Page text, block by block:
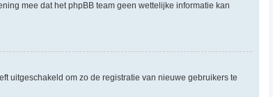
mee dat het phpBB team geen wettelijke informatie kan
uitgeschakeld om zo de registratie van nieuwe gebruikers te